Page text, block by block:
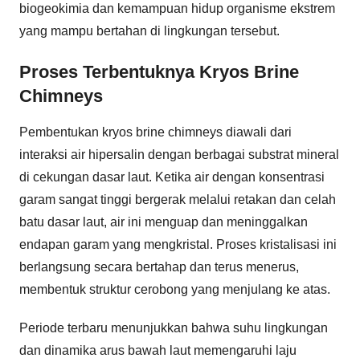
biogeokimia dan kemampuan hidup organisme ekstrem
yang mampu bertahan di lingkungan tersebut.
Proses Terbentuknya Kryos Brine
Chimneys
Pembentukan kryos brine chimneys diawali dari
interaksi air hipersalin dengan berbagai substrat mineral
di cekungan dasar laut. Ketika air dengan konsentrasi
garam sangat tinggi bergerak melalui retakan dan celah
batu dasar laut, air ini menguap dan meninggalkan
endapan garam yang mengkristal. Proses kristalisasi ini
berlangsung secara bertahap dan terus menerus,
membentuk struktur cerobong yang menjulang ke atas.
Periode terbaru menunjukkan bahwa suhu lingkungan
dan dinamika arus bawah laut memengaruhi laju